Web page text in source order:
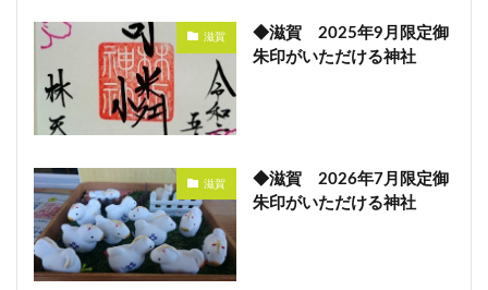
滋賀
◆滋賀 2025年9月限定御
朱印がいただける神社
滋賀
◆滋賀 2026年7月限定御
朱印がいただける神社